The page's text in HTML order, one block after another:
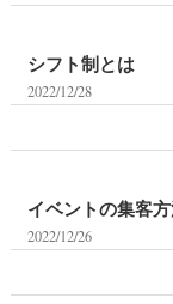
シフト制とは
2022/12/28
イベントの集客
2022/12/26